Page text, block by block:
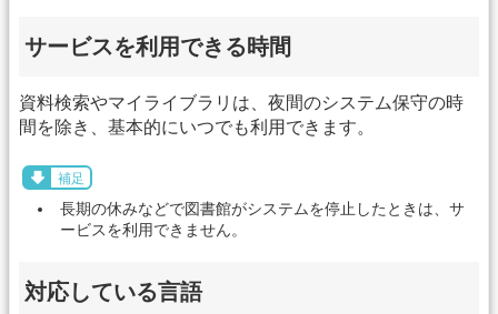
サービスを利用できる時間
資料検索やマイライブラリは、夜間のシステム保守の時
間を除き、基本的にいつでも利用できます。
補足
長期の休みなどで図書館がシステムを停止したときは、サ
ービスを利用できません。
対応している言語